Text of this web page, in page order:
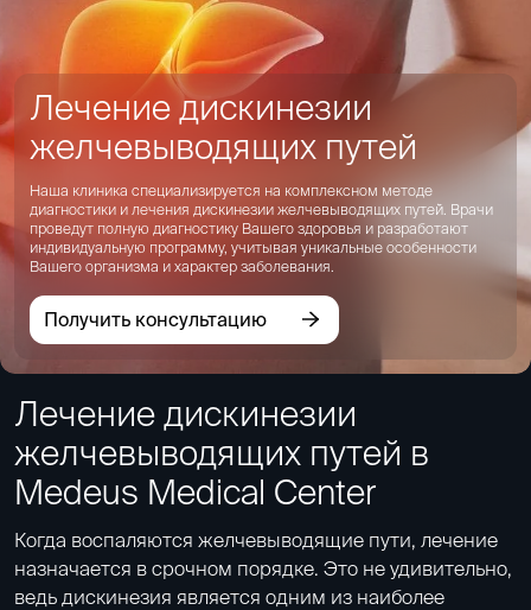
Лечение дискинезии
желчевыводящих путей
Наша клиника специализируется на комплексном методе
диагностики и лечения дискинезии желчевыводящих путей. Врачи
проведут полную диагностику Вашего здоровья и разработают
индивидуальную программу, учитывая уникальные особенности
Вашего организма и характер заболевания.
Получить консультацию
Лечение дискинезии
желчевыводящих путей в
Medeus Medical Center
Когда воспаляются желчевыводящие пути, лечение
назначается в срочном порядке. Это не удивительно,
ведь дискинезия является одним из наиболее